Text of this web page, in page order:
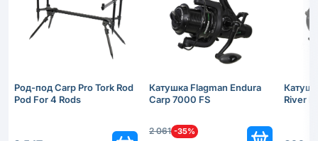
Род-под Carp Pro Tork Rod
Pod For 4 Rods
Катушка Flagman Endura
Carp 7000 FS
2 061 -35%
River